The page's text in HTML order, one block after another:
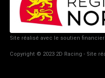
Site réalisé avec le soutien
Copyright © 2023 2D Racing - Site